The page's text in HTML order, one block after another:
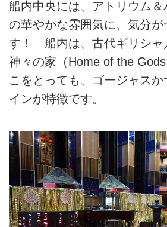
船内中央には、アトリウム＆
の華やかな雰囲気に、気分が
す！ 船内は、古代ギリシャ
神々の家（Home of the
こをとっても、ゴージャス
インが特徴です。